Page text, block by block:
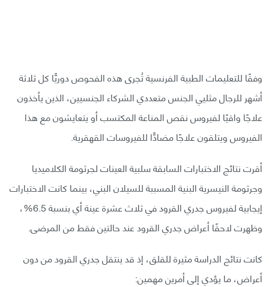
وفقًا للتعليمات الطبية الفرنسية تُجرى هذه الفحوص دوريًّا كل ثلاثة
أشهر للرجال مثليي الجنس متعددي الشركاء الجنسيين، الذين يأخذون
علاجًا واقيًا لفيروس نقص المناعة المكتسب أو يتعايشون مع هذا
الفيروس ويتلقون علاجًا مضادًّا للفيروسات القهقرية.
أقرت نتائج الاختبارات السابقة سلبية العينات لجرثومة الكلاميديا
وجرثومة النيسرية البنية المسببة للسيلان البني، بينما كانت الاختبارات
إيجابية لفيروس جدري القرود في ثلاث عشرة عينة أي بنسبة 6.5%،
وظهرت لاحقًا أعراض جدري القرود عند حالتين فقط من المرضى.
كانت نتائج الدراسة مثيرة للقلق، إذ قد ينتقل جدري القرود من دون
أعراض، ما يؤدي إلى أمرين مهمين: